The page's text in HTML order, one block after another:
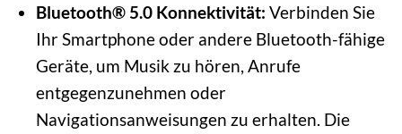
Bluetooth® 5.0 Konnektivität: Verbinden Sie
Ihr Smartphone oder andere Bluetooth-fähige
Geräte, um Musik zu hören, Anrufe
entgegenzunehmen oder
Navigationsanweisungen zu erhalten. Die